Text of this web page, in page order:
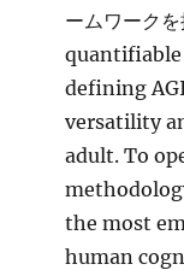
ームワーク
defining
versatility
adult. To
the most
human